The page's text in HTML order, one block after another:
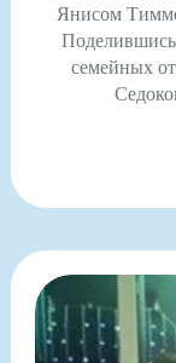
Янисом
семейных